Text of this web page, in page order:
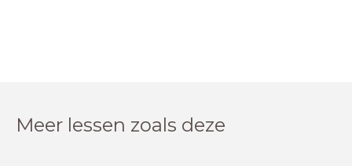
Meer lessen zoals deze